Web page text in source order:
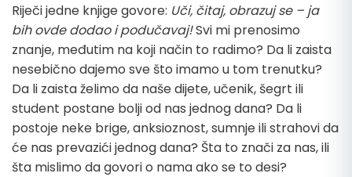
Riječi jedne knjige govore: Uči, čitaj, obrazuj se – ja
bih ovde dodao i podučavaj!Svi mi prenosimo
znanje, međutim na koji način to radimo? Da li zaista
nesebično dajemo sve što imamo u tom trenutku?
Da li zaista želimo da naše dijete, učenik, šegrt ili
student postane bolji od nas jednog dana? Da li
postoje neke brige, anksioznost, sumnje ili strahovida
će nas prevazići jednog dana? Šta to znači za nas, ili
šta mislimo da govori o nama ako se to desi?